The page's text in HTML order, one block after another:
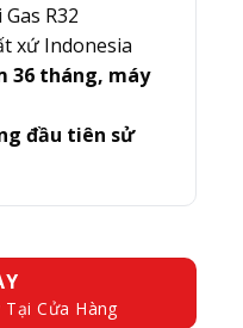
R32
xứ Indonesia
36 tháng, máy
đầu tiên sử
Cửa Hàng